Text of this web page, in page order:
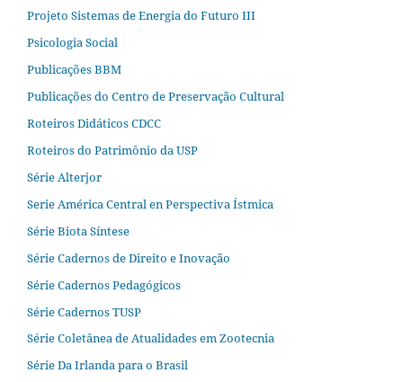
Projeto Sistemas de Energia do Futuro III
Psicologia Social
Publicações BBM
Publicações do Centro de Preservação Cultural
Roteiros Didáticos CDCC
Roteiros do Patrimônio da USP
Série Alterjor
Serie América Central en Perspectiva Ístmica
Série Biota Síntese
Série Cadernos de Direito e Inovação
Série Cadernos Pedagógicos
Série Cadernos TUSP
Série Coletânea de Atualidades em Zootecnia
Série Da Irlanda para o Brasil